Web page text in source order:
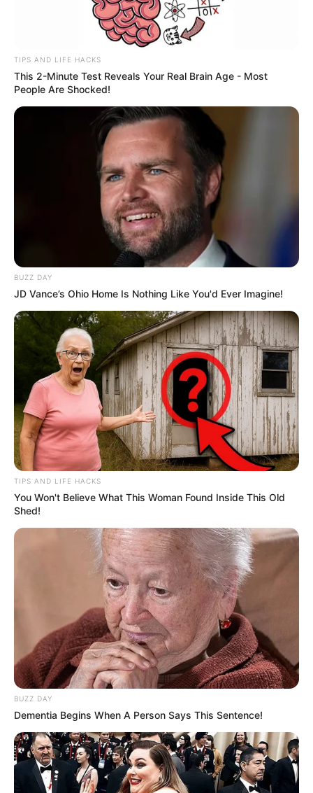
TIPS AND LIFE HACKS
This 2-Minute Test Reveals Your Real Brain Age - Most
People Are Shocked!
BUZZ DAY
JD Vance’s Ohio Home Is Nothing Like You'd Ever Imagine!
TIPS AND LIFE HACKS
You Won't Believe What This Woman Found Inside This Old
Shed!
BUZZ DAY
Dementia Begins When A Person Says This Sentence!